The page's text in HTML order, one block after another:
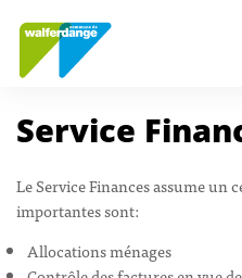
Service
Le Service Finances assume un
importantes sont:
Allocations ménages